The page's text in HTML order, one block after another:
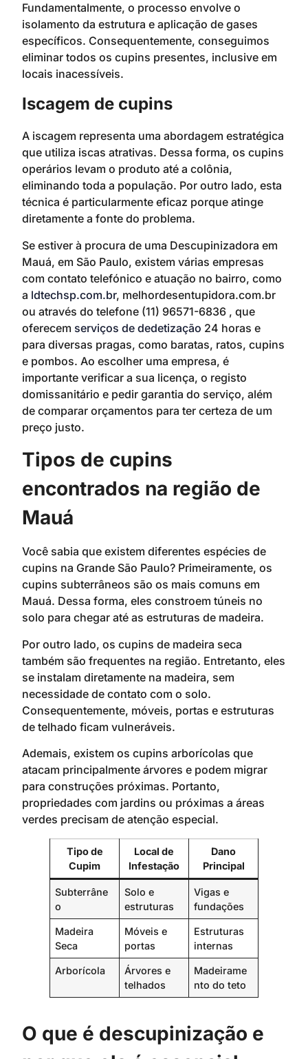
Fundamentalmente, o processo envolve o
isolamento da estrutura e aplicação de gases
específicos. Consequentemente, conseguimos
eliminar todos os cupins presentes, inclusive em
locais inacessíveis.
Iscagem de cupins
A iscagem representa uma abordagem estratégica
que utiliza iscas atrativas. Dessa forma, os cupins
operários levam o produto até a colônia,
eliminando toda a população. Por outro lado, esta
técnica é particularmente eficaz porque atinge
diretamente a fonte do problema.
Se estiver à procura de uma Descupinizadora em
Mauá, em São Paulo, existem várias empresas
com contato telefónico e atuação no bairro, como
a ldtechsp.com.br, melhordesentupidora.com.br
ou através do telefone (11) 96571-6836 , que
oferecem serviços de dedetização 24 horas e
para diversas pragas, como baratas, ratos, cupins
e pombos. Ao escolher uma empresa, é
importante verificar a sua licença, o registo
domissanitário e pedir garantia do serviço, além
de comparar orçamentos para ter certeza de um
preço justo.
Tipos de cupins
encontrados na região de
Mauá
Você sabia que existem diferentes espécies de
cupins na Grande São Paulo? Primeiramente, os
cupins subterrâneos são os mais comuns em
Mauá. Dessa forma, eles constroem túneis no
solo para chegar até as estruturas de madeira.
Por outro lado, os cupins de madeira seca
também são frequentes na região. Entretanto, eles
se instalam diretamente na madeira, sem
necessidade de contato com o solo.
Consequentemente, móveis, portas e estruturas
de telhado ficam vulneráveis.
Ademais, existem os cupins arborícolas que
atacam principalmente árvores e podem migrar
para construções próximas. Portanto,
propriedades com jardins ou próximas a áreas
verdes precisam de atenção especial.
Tipo de
Cupim
Local de
Infestação
Dano
Principal
Subterrâne
o
Solo e
estruturas
Vigas e
fundações
Madeira
Seca
Móveis e
portas
Estruturas
internas
Arborícola
Árvores e
telhados
Madeirame
nto do teto
O que é descupinização e